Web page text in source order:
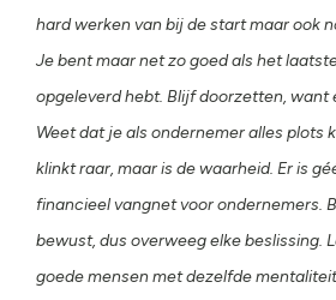
hard werken van bij de start maar ook
Je bent maar net zo goed als het
opgeleverd hebt. Blijf doorzetten, want
Weet dat je als ondernemer alles plots
klinkt raar, maar is de waarheid. Er is
financieel vangnet voor ondernemers.
bewust, dus overweeg elke beslissing.
goede mensen met dezelfde